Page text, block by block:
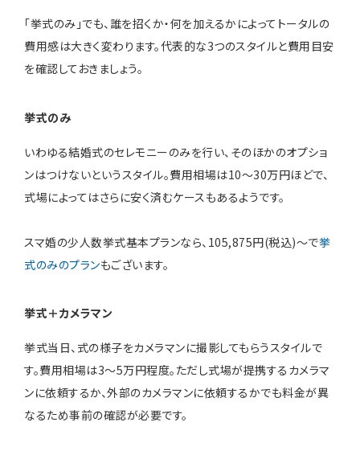
「挙式のみ」でも、誰を招くか・何を加えるかによってトータルの
費用感は大きく変わります。代表的な3つのスタイルと費用目安
を確認しておきましょう。
挙式のみ
いわゆる結婚式のセレモニーのみを行い、そのほかのオプショ
ンはつけないというスタイル。費用相場は10～30万円ほどで、
式場によってはさらに安く済むケースもあるようです。
スマ婚の少人数挙式基本プランなら、105,875円(税込)～で挙
式のみのプランもございます。
挙式＋カメラマン
挙式当日、式の様子をカメラマンに撮影してもらうスタイルで
す。費用相場は3～5万円程度。ただし式場が提携するカメラマ
ンに依頼するか、外部のカメラマンに依頼するかでも料金が異
なるため事前の確認が必要です。